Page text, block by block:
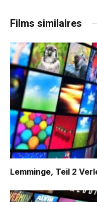
Films similaires
Lemminge, Teil 2